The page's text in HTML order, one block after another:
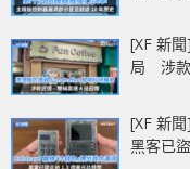
[XF 新
局 涉款
[XF 新
黑客已